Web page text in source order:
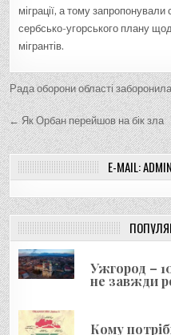
міграції, а тому
сербсько-угорського плану
мігрантів.
Н
а
в
і
г
а
ц
і
я
з
а
Рада оборони області
← Як Орбан перейшов на бік зла
E-MAIL:
Ужгород –
не завжди
Кому